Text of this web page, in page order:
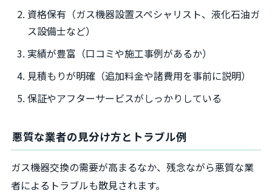
資格保有（ガス機器設置スペシャリスト、液化石油ガ
ス設備士など）
実績が豊富（口コミや施工事例があるか）
見積もりが明確（追加料金や諸費用を事前に説明）
保証やアフターサービスがしっかりしている
悪質な業者の見分け方とトラブル例
ガス機器交換の需要が高まるなか、残念ながら悪質な業
者によるトラブルも散見されます。